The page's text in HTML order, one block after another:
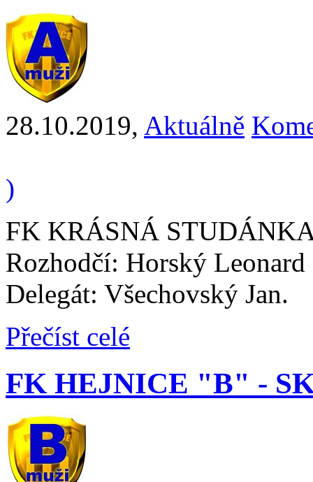
28.10.2019, Aktuálně
)
FK KRÁSNÁ
Rozhodčí: Horský
Delegát: Všechovský Jan.
Přečíst celé
FK HEJNICE "B" -